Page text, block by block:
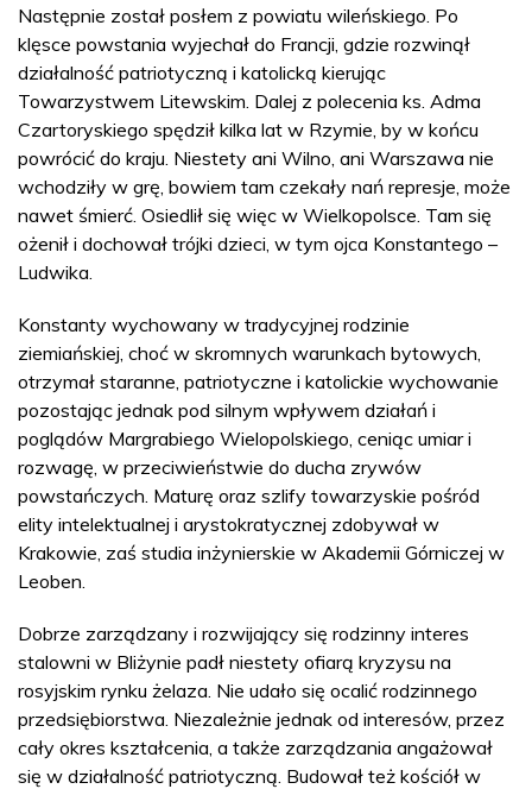
Następnie został posłem z powiatu wileńskiego. Po
klęsce powstania wyjechał do Francji, gdzie rozwinął
działalność patriotyczną i katolicką kierując
Towarzystwem Litewskim. Dalej z polecenia ks. Adma
Czartoryskiego spędził kilka lat w Rzymie, by w końcu
powrócić do kraju. Niestety ani Wilno, ani Warszawa nie
wchodziły w grę, bowiem tam czekały nań represje, może
nawet śmierć. Osiedlił się więc w Wielkopolsce. Tam się
ożenił i dochował trójki dzieci, w tym ojca Konstantego –
Ludwika.
Konstanty wychowany w tradycyjnej rodzinie
ziemiańskiej, choć w skromnych warunkach bytowych,
otrzymał staranne, patriotyczne i katolickie wychowanie
pozostając jednak pod silnym wpływem działań i
poglądów Margrabiego Wielopolskiego, ceniąc umiar i
rozwagę, w przeciwieństwie do ducha zrywów
powstańczych. Maturę oraz szlify towarzyskie pośród
elity intelektualnej i arystokratycznej zdobywał w
Krakowie, zaś studia inżynierskie w Akademii Górniczej w
Leoben.
Dobrze zarządzany i rozwijający się rodzinny interes
stalowni w Bliżynie padł niestety ofiarą kryzysu na
rosyjskim rynku żelaza. Nie udało się ocalić rodzinnego
przedsiębiorstwa. Niezależnie jednak od interesów, przez
cały okres kształcenia, a także zarządzania angażował
się w działalność patriotyczną. Budował też kościół w